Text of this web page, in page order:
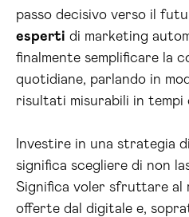
passo decisivo verso il
esperti di marketing
finalmente semplificare la
quotidiane, parlando in
risultati misurabili in tempi
Investire in una strategia
significa scegliere di non
Significa voler sfruttare al
offerte dal digitale e,